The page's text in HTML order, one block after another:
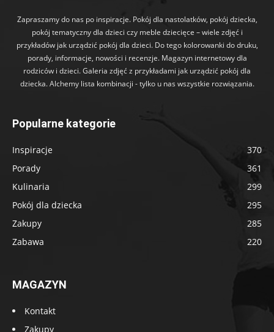
Zapraszamy do nas po inspiracje. Pokój dla nastolatków, pokój dziecka,
pokój tematyczny dla dzieci czy meble dziecięce – wiele zdjęć i
przykładów jak urządzić pokój dla dzieci. Do tego kolorowanki do druku,
porady, informacje, nowości i recenzje. Magazyn internetowy dla
rodziców i dzieci. Galeria zdjęć z przykładami jak urządzić pokój dla
dziecka. Alchemy lista kombinacji - tylko u nas wszystkie rozwiązania.
Popularne kategorie
Inspiracje
370
Porady
361
Kulinaria
299
Pokój dla dziecka
295
Zakupy
285
Zabawa
220
MAGAZYN
Kontakt
Zakupy